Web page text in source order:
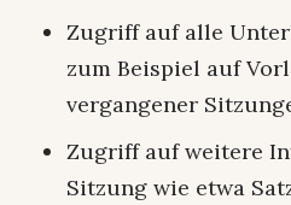
Zugriff auf alle
zum Beispiel auf
vergangener
Zugriff auf weitere
Sitzung wie etwa